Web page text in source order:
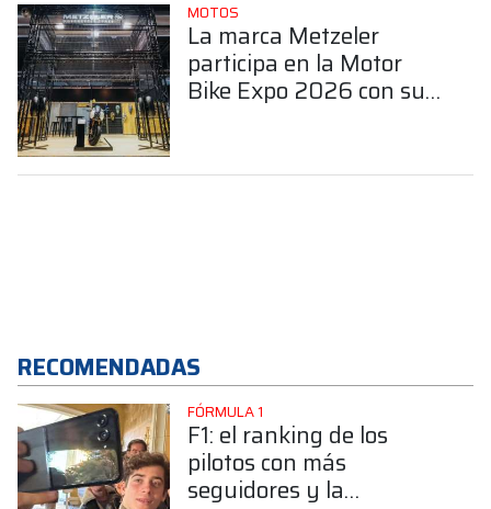
MOTOS
La marca Metzeler
participa en la Motor
Bike Expo 2026 con sus
Premium Selection
RECOMENDADAS
FÓRMULA 1
F1: el ranking de los
pilotos con más
seguidores y la